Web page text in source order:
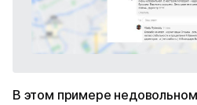
В этом примере